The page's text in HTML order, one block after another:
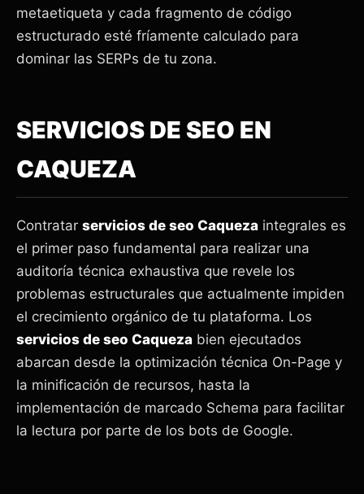
metaetiqueta y cada fragmento de código
estructurado esté fríamente calculado para
dominar las SERPs de tu zona.
SERVICIOS DE SEO EN
CAQUEZA
Contratar servicios de seo Caqueza integrales es
el primer paso fundamental para realizar una
auditoría técnica exhaustiva que revele los
problemas estructurales que actualmente impiden
el crecimiento orgánico de tu plataforma. Los
servicios de seo Caqueza bien ejecutados
abarcan desde la optimización técnica On-Page y
la minificación de recursos, hasta la
implementación de marcado Schema para facilitar
la lectura por parte de los bots de Google.